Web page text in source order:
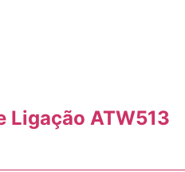
Ligação ATW513